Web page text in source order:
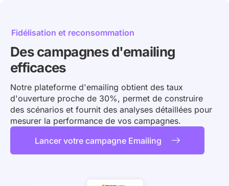
Fidélisation et reconsommation
Des campagnes d'emailing
efficaces
Notre plateforme d'emailing obtient des taux
d'ouverture proche de 30%, permet de construire
des scénarios et fournit des analyses détaillées pour
mesurer la performance de vos campagnes.
Lancer votre campagne Emailing